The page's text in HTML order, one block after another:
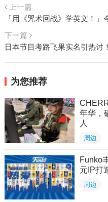
上一篇
下一篇
日本节目考路飞果实名引热讨！
为您推荐
年华，
人
周边
Funko
元IP打
周边